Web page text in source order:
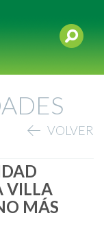
VOLVER
VILLA
MÁS